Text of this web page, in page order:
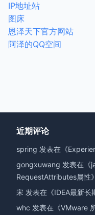
IP地址站
图床
恩泽天下官方网站
阿泽的QQ空间
近期评论
spring 发表在《
gongxuwang 发表在《
RequestAttributes属性》
宋 发表在《IDEA最新长
whc 发表在《VMware